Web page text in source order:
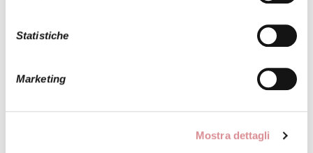
Statistiche
Marketing
Mostra dettagli